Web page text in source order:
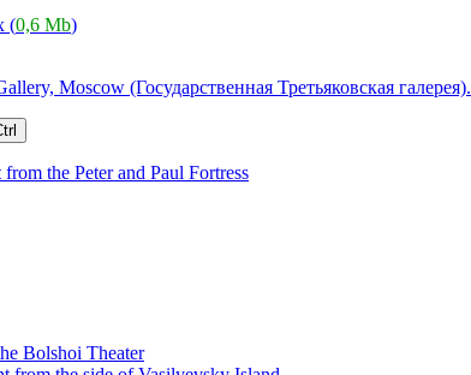
(0,6 Mb)
Moscow (Государственная Третьяковская галерея).